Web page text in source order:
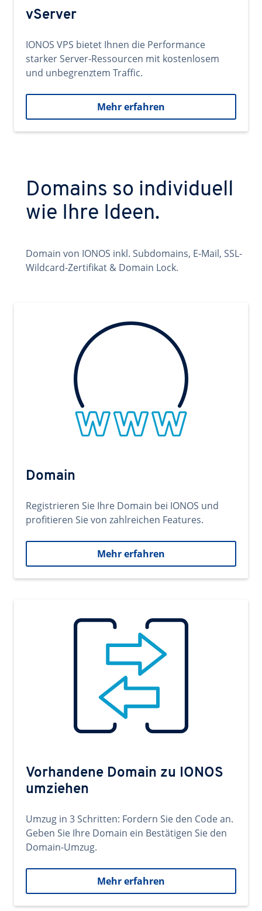
vServer
IONOS VPS bietet Ihnen die Performance
starker Server-Ressourcen mit kostenlosem
und unbegrenztem Traffic.
Mehr erfahren
Domains so individuell
wie Ihre Ideen.
Domain von IONOS inkl. Subdomains, E-Mail, SSL-
Wildcard-Zertifikat & Domain Lock.
Domain
Registrieren Sie Ihre Domain bei IONOS und
profitieren Sie von zahlreichen Features.
Mehr erfahren
Vorhandene Domain zu IONOS
umziehen
Umzug in 3 Schritten: Fordern Sie den Code an.
Geben Sie Ihre Domain ein Bestätigen Sie den
Domain-Umzug.
Mehr erfahren